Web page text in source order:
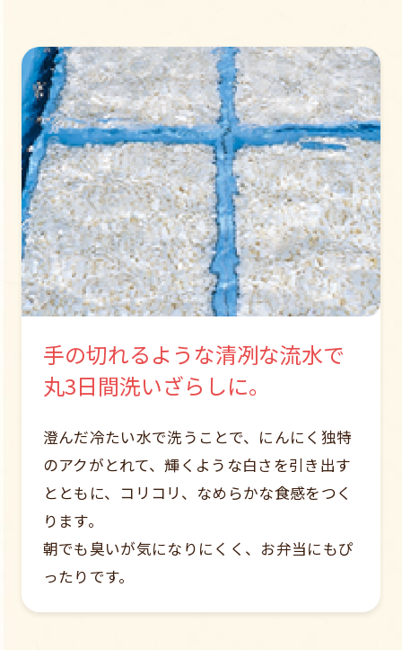
手の切れるような清冽な流水で
丸3日間洗いざらしに。
澄んだ冷たい水で洗うことで、にんにく独特
のアクがとれて、輝くような白さを引き出す
とともに、コリコリ、なめらかな食感をつく
ります。
朝でも臭いが気になりにくく、お弁当にもぴ
ったりです。